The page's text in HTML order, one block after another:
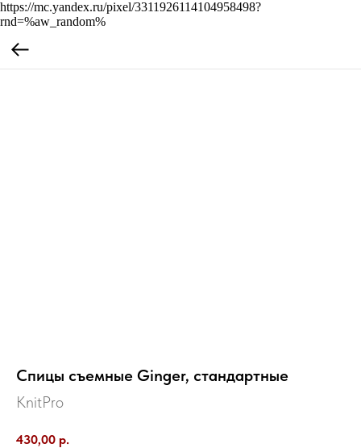
https://mc.yandex.ru/pixel/3311926114104958498?
rnd=%aw_random%
Спицы съемные Ginger, стандартные
KnitPro
430,00 р.